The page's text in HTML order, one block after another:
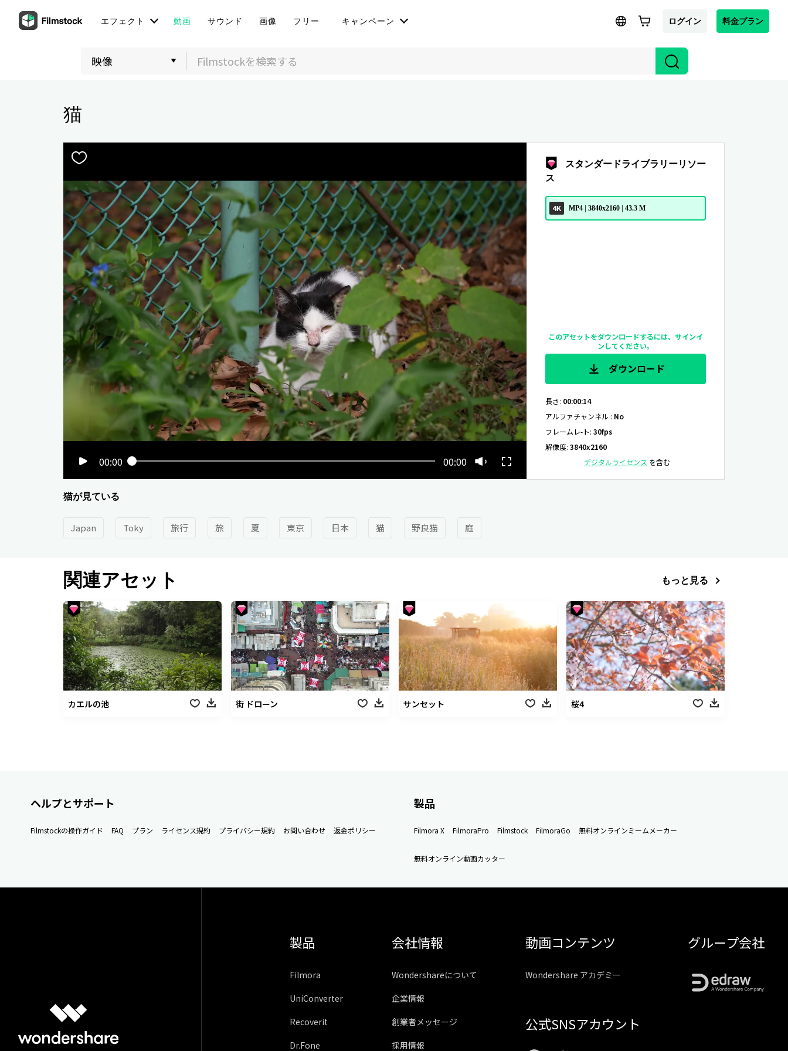
エフェクト 動画 サウンド 画像 フリー キャンペーン ログイン 料金プラン
猫
00:00 00:00
スタンダードライブラリーリソー
ス
4K MP4 | 3840x2160 | 43.3 M
このアセットをダウンロードするには、サインイ
ンしてください。
ダウンロード
長さ: 00:00:14
アルファチャンネル : No
フレームレ-ト: 30fps
解像度: 3840x2160
デジタルライセンス を含む
猫が見ている
Japan Toky 旅行 旅 夏 東京 日本 猫 野良猫 庭
関連アセット もっと見る
カエルの池 街 ドローン サンセット 桜4
ヘルプとサポート
Filmstockの操作ガイド FAQ プラン ライセンス規約 プライバシー規約 お問い合わせ 返金ポリシー
製品
Filmora X FilmoraPro Filmstock FilmoraGo 無料オンラインミームメーカー
無料オンライン動画カッター
製品
Filmora
UniConverter
Recoverit
Dr.Fone
会社情報
Wondershareについて
企業情報
創業者メッセージ
採用情報
動画コンテンツ
Wondershare アカデミー
公式SNSアカウント
グループ会社